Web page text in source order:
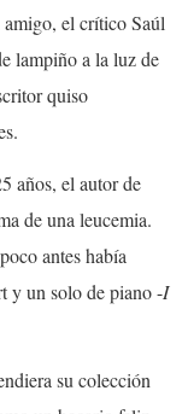
el crítico Saúl
lampiño a la luz de
quiso
años, el autor de
de una leucemia.
antes había
y un solo de piano -I
su colección